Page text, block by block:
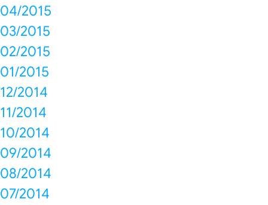
04/2015
03/2015
02/2015
01/2015
12/2014
11/2014
10/2014
09/2014
08/2014
07/2014